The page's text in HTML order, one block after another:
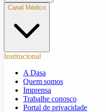
Canal Médico
Institucional
A Dasa
Quem somos
Imprensa
Trabalhe conosco
Portal de privacidade